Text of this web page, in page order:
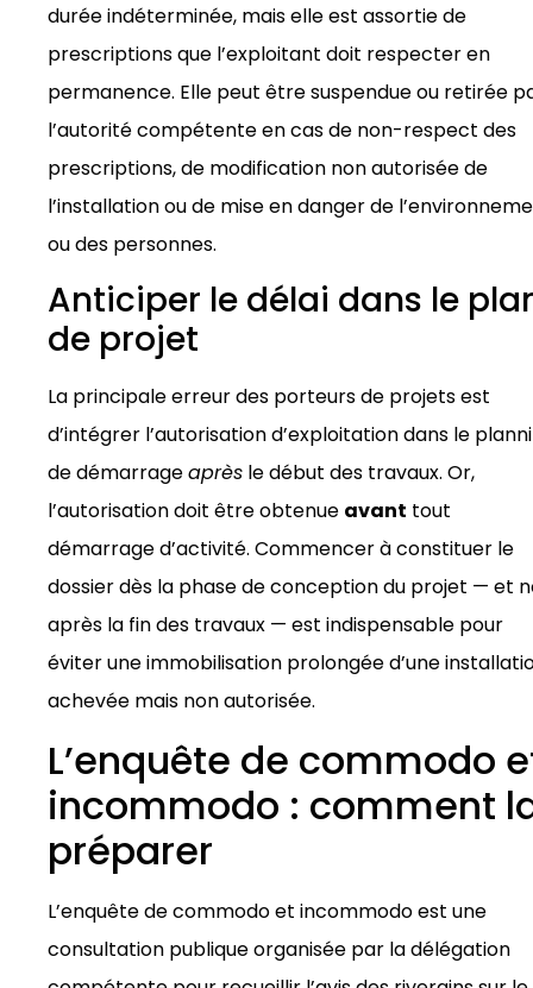
durée indéterminée, mais elle est assortie de
prescriptions que l’exploitant doit respecter en
permanence. Elle peut être suspendue ou retirée
l’autorité compétente en cas de non-respect des
prescriptions, de modification non autorisée de
l’installation ou de mise en danger de
ou des personnes.
Anticiper le délai dans le
de projet
La principale erreur des porteurs de projets est
d’intégrer l’autorisation d’exploitation dans le
de démarrageaprès le début des travaux. Or,
l’autorisation doit être obtenue avant tout
démarrage d’activité. Commencer à constituer le
dossier dès la phase de conception du projet — et
après la fin des travaux — est indispensable pour
éviter une immobilisation prolongée d’une
achevée mais non autorisée.
L’enquête de commodo
incommodo : comment
préparer
L’enquête de commodo et incommodo est une
consultation publique organisée par la délégation